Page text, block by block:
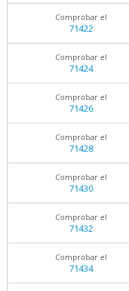
Comprobar el
71422
Comprobar el
71424
Comprobar el
71426
Comprobar el
71428
Comprobar el
71430
Comprobar el
71432
Comprobar el
71434